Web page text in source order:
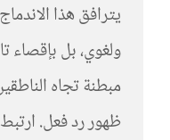
يترافق هذا
ولغوي، بل
مبطنة تجاه
ظهور رد فعل.